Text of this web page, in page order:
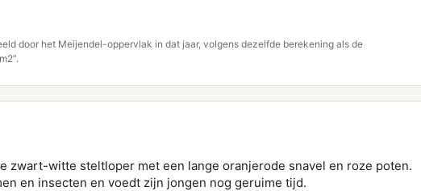
door het Meijendel-oppervlak in dat jaar, volgens dezelfde berekening als de
zwart-witte steltloper met een lange oranjerode snavel en roze poten.
en insecten en voedt zijn jongen nog geruime tijd.